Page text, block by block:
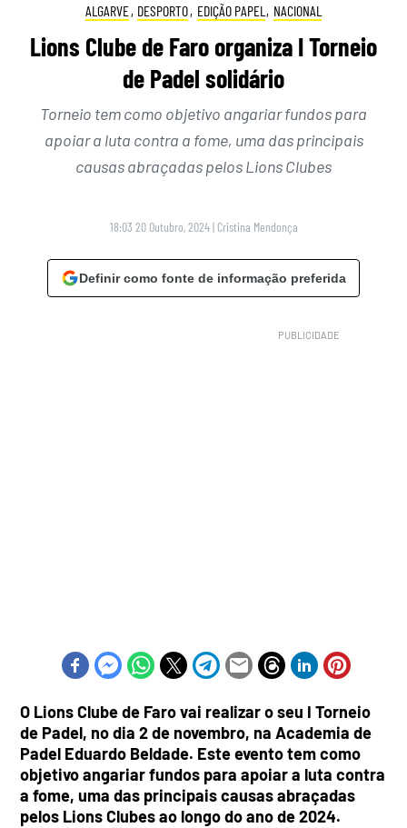
ALGARVE, DESPORTO, EDIÇÃO PAPEL , NACIONAL
Lions Clube de Faro organiza I Torneio
de Padel solidário
Torneio tem como objetivo angariar fundos para
apoiar a luta contra a fome, uma das principais
causas abraçadas pelos Lions Clubes
18:03 20 Outubro, 2024 | Cristina Mendonça
Definir como fonte de informação preferida
O Lions Clube de Faro vai realizar o seu I Torneio
de Padel, no dia 2 de novembro, na Academia de
Padel Eduardo Beldade. Este evento tem como
objetivo angariar fundos para apoiar a luta contra
a fome, uma das principais causas abraçadas
pelos Lions Clubes ao longo do ano de 2024.